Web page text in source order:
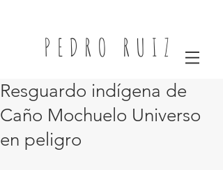
PEDRO RUIZ
Resguardo indígena de
Caño Mochuelo Universo
en peligro